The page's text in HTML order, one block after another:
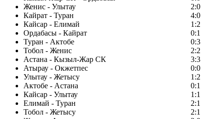
Женис - Улытау
2:0
Кайрат - Туран
4:0
Кайсар - Елимай
1:2
Ордабасы - Кайрат
0:1
Туран - Актобе
0:3
Тобол - Женис
2:2
Астана - Кызыл-Жар СК
3:3
Атырау - Окжетпес
0:0
Улытау - Жетысу
1:2
Актобе - Астана
0:1
Кайсар - Улытау
1:1
Елимай - Туран
2:1
Тобол - Жетысу
2:1